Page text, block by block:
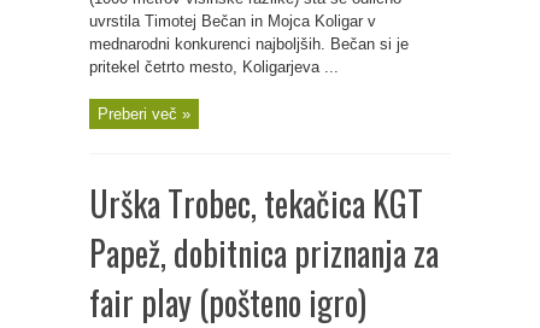
uvrstila Timotej Bečan in Mojca Koligar v
mednarodni konkurenci najboljših. Bečan si je
pritekel četrto mesto, Koligarjeva ...
Preberi več »
Urška Trobec, tekačica KGT
Papež, dobitnica priznanja za
fair play (pošteno igro)